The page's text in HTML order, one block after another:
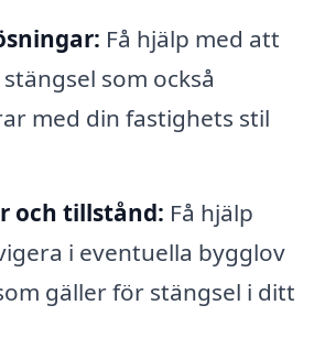
Få hjälp med att
som också
med din fastighets stil
och tillstånd: Få hjälp
i eventuella bygglov
gäller för stängsel i ditt